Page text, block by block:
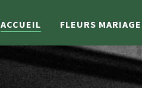
ACCUEIL FLEURS